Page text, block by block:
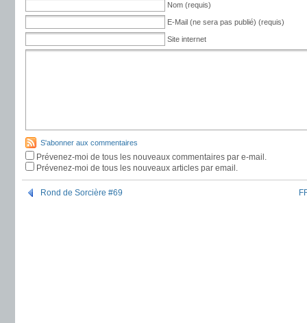
Nom (requis)
E-Mail (ne sera pas publié) (requis)
Site internet
S'abonner aux commentaires
Prévenez-moi de tous les nouveaux commentaires par e-mail.
Prévenez-moi de tous les nouveaux articles par email.
Rond de Sorcière #69